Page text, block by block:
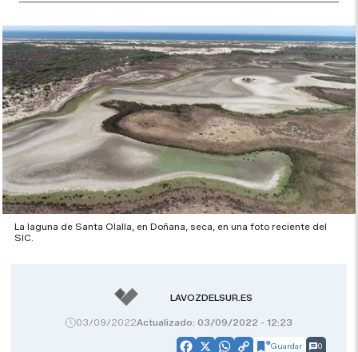
La laguna de Santa Olalla, en Doñana, seca, en una foto reciente del
SIC.
LAVOZDELSUR.ES
03/09/2022Actualizado: 03/09/2022 - 12:23
Guardar 0